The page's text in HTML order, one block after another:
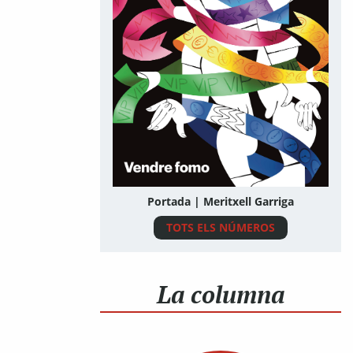
Portada | Meritxell Garriga
TOTS ELS NÚMEROS
La columna